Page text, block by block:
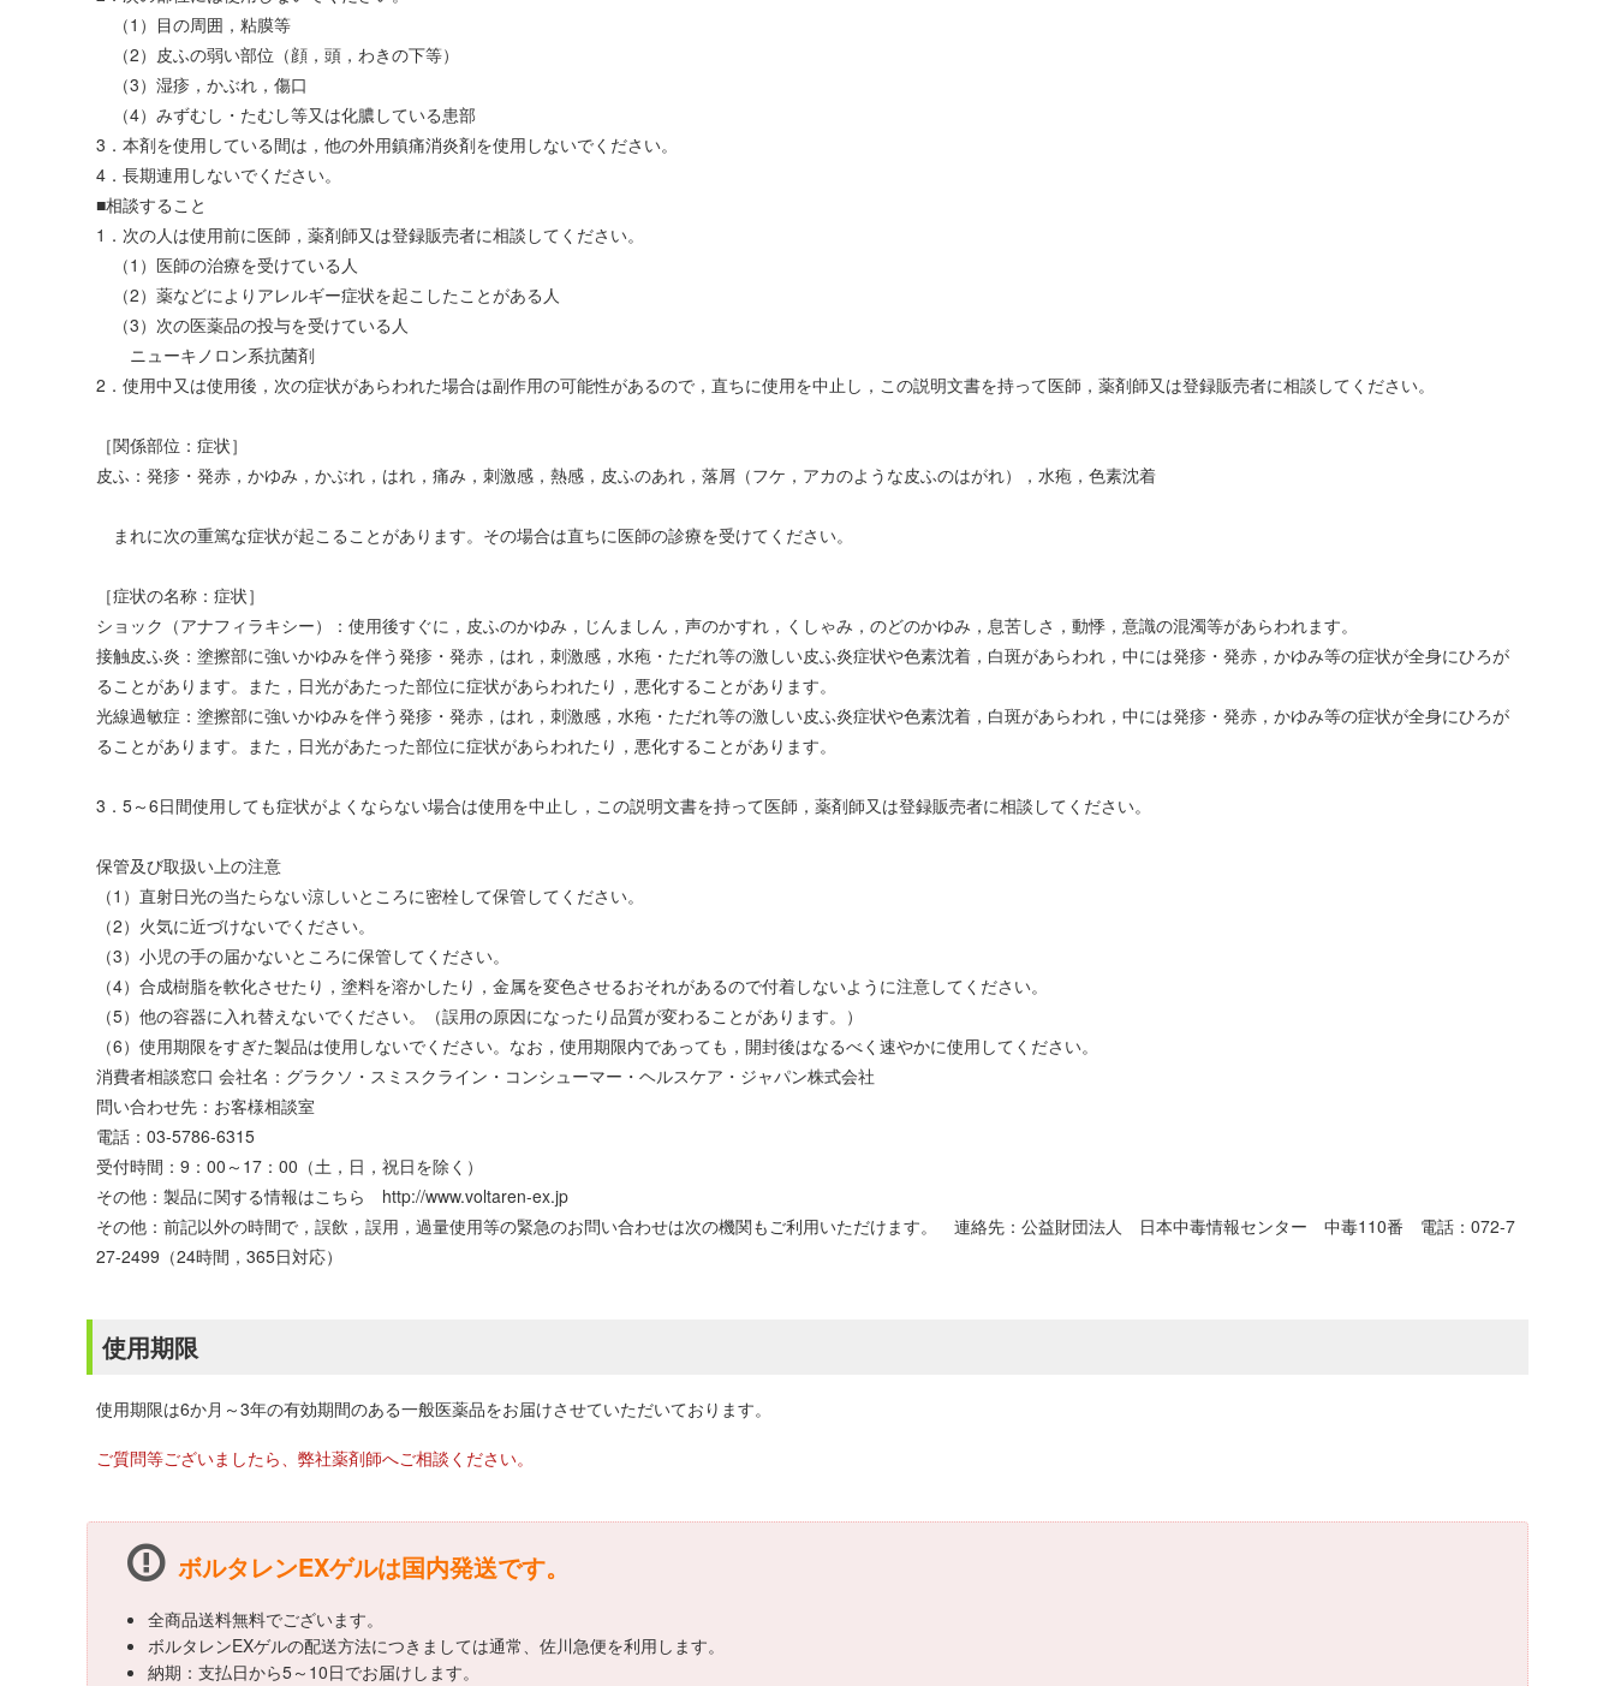
（1）目の周囲，粘膜等
（2）皮ふの弱い部位（顔，頭，わきの下等）
（3）湿疹，かぶれ，傷口
（4）みずむし・たむし等又は化膿している患部
3．本剤を使用している間は，他の外用鎮痛消炎剤を使用しないでください。
4．長期連用しないでください。
■相談すること
1．次の人は使用前に医師，薬剤師又は登録販売者に相談してください。
（1）医師の治療を受けている人
（2）薬などによりアレルギー症状を起こしたことがある人
（3）次の医薬品の投与を受けている人
ニューキノロン系抗菌剤
2．使用中又は使用後，次の症状があらわれた場合は副作用の可能性があるので，直ちに使用を中止し，この説明文書を持って医師，薬剤師又は登録販売者に相談してください。
［関係部位：症状］
皮ふ：発疹・発赤，かゆみ，かぶれ，はれ，痛み，刺激感，熱感，皮ふのあれ，落屑（フケ，アカのような皮ふのはがれ），水疱，色素沈着
まれに次の重篤な症状が起こることがあります。その場合は直ちに医師の診療を受けてください。
［症状の名称：症状］
ショック（アナフィラキシー）：使用後すぐに，皮ふのかゆみ，じんましん，声のかすれ，くしゃみ，のどのかゆみ，息苦しさ，動悸，意識の混濁等があらわれます。
接触皮ふ炎：塗擦部に強いかゆみを伴う発疹・発赤，はれ，刺激感，水疱・ただれ等の激しい皮ふ炎症状や色素沈着，白斑があらわれ，中には発疹・発赤，かゆみ等の症状が全身にひろが
ることがあります。また，日光があたった部位に症状があらわれたり，悪化することがあります。
光線過敏症：塗擦部に強いかゆみを伴う発疹・発赤，はれ，刺激感，水疱・ただれ等の激しい皮ふ炎症状や色素沈着，白斑があらわれ，中には発疹・発赤，かゆみ等の症状が全身にひろが
ることがあります。また，日光があたった部位に症状があらわれたり，悪化することがあります。
3．5～6日間使用しても症状がよくならない場合は使用を中止し，この説明文書を持って医師，薬剤師又は登録販売者に相談してください。
保管及び取扱い上の注意
（1）直射日光の当たらない涼しいところに密栓して保管してください。
（2）火気に近づけないでください。
（3）小児の手の届かないところに保管してください。
（4）合成樹脂を軟化させたり，塗料を溶かしたり，金属を変色させるおそれがあるので付着しないように注意してください。
（5）他の容器に入れ替えないでください。（誤用の原因になったり品質が変わることがあります。）
（6）使用期限をすぎた製品は使用しないでください。なお，使用期限内であっても，開封後はなるべく速やかに使用してください。
消費者相談窓口 会社名：グラクソ・スミスクライン・コンシューマー・ヘルスケア・ジャパン株式会社
問い合わせ先：お客様相談室
電話：03-5786-6315
受付時間：9：00～17：00（土，日，祝日を除く）
その他：製品に関する情報はこちら http://www.voltaren-ex.jp
その他：前記以外の時間で，誤飲，誤用，過量使用等の緊急のお問い合わせは次の機関もご利用いただけます。 連絡先：公益財団法人 日本中毒情報センター 中毒110番 電話：072-7
27-2499（24時間，365日対応）
使用期限
使用期限は6か月～3年の有効期間のある一般医薬品をお届けさせていただいております。
ご質問等ございましたら、弊社薬剤師へご相談ください。
ボルタレンEXゲルは国内発送です。
全商品送料無料でございます。
ボルタレンEXゲルの配送方法につきましては通常、佐川急便を利用します。
納期：支払日から5～10日でお届けします。